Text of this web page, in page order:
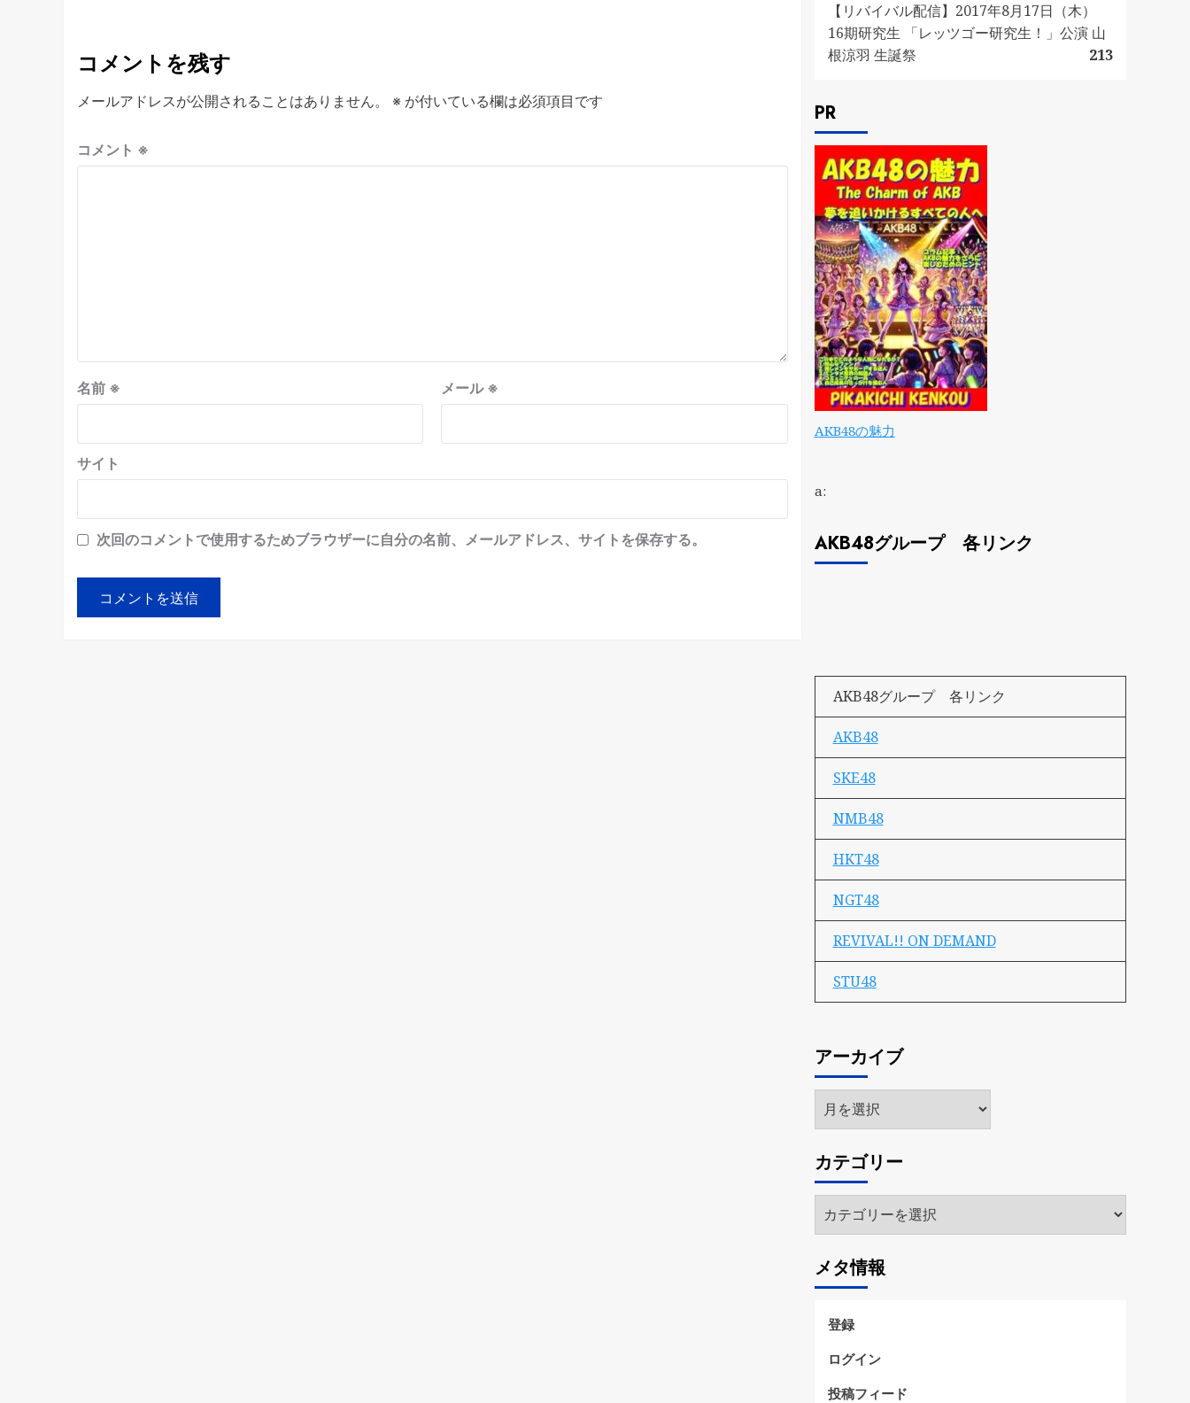
コメントを残す
メールアドレスが公開されることはありません。 ※ が付いている欄は必須項目です
コメント ※
名前 ※ メール※
サイト
次回のコメントで使用するためブラウザーに自分の名前、メールアドレス、サイトを保存する。
【リバイバル配信】2017年8月17日（木）
16期研究生 「レッツゴー研究生！」公演 山
根涼羽 生誕祭
213
PR
AKB48の魅力
a:
AKB48グループ 各リンク
AKB48グループ 各リンク
AKB48
SKE48
NMB48
HKT48
NGT48
REVIVAL!! ON DEMAND
STU48
アーカイブ
ア
ー
イ
ブ
カテゴリー
テ
リ
ー
メタ情報
登録
ログイン
投稿フィード